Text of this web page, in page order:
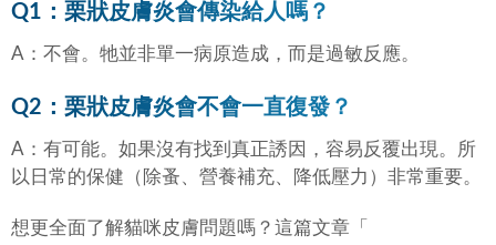
Q1：栗狀皮膚炎會傳染給人嗎？
A：不會。牠並非單一病原造成，而是過敏反應。
Q2：栗狀皮膚炎會不會一直復發？
A：有可能。如果沒有找到真正誘因，容易反覆出現。所
以日常的保健（除蚤、營養補充、降低壓力）非常重要。
想更全面了解貓咪皮膚問題嗎？這篇文章「